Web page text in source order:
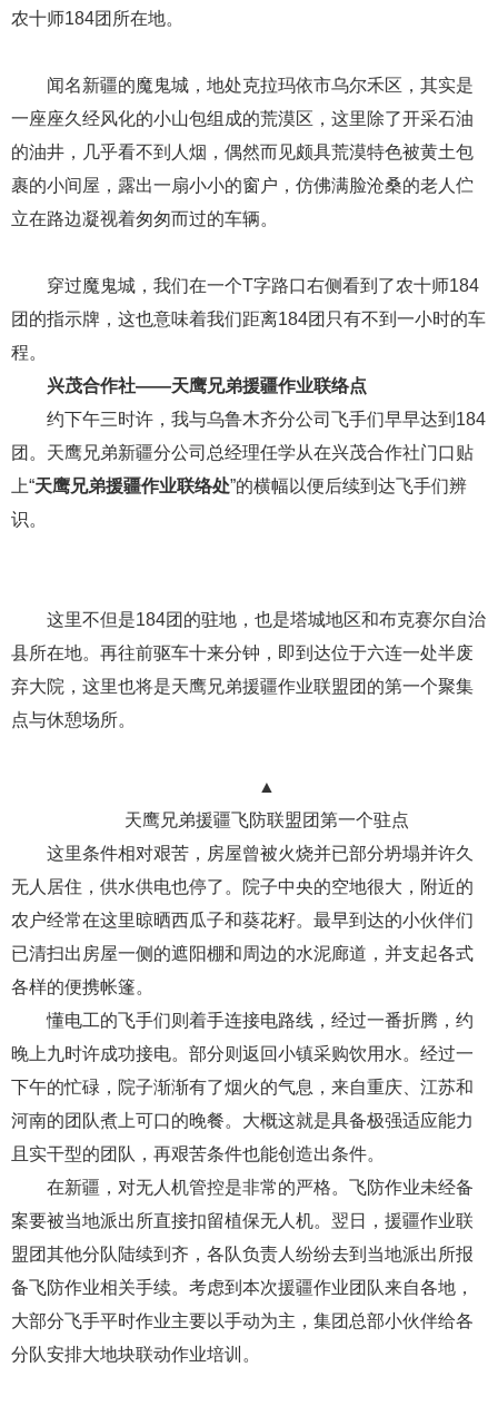
农十师184团所在地。
闻名新疆的魔鬼城，地处克拉玛依市乌尔禾区，其实是
一座座久经风化的小山包组成的荒漠区，这里除了开采石油
的油井，几乎看不到人烟，偶然而见颇具荒漠特色被黄土包
裹的小间屋，露出一扇小小的窗户，仿佛满脸沧桑的老人伫
立在路边凝视着匆匆而过的车辆。
穿过魔鬼城，我们在一个T字路口右侧看到了农十师184
团的指示牌，这也意味着我们距离184团只有不到一小时的车
程。
兴茂合作社——天鹰兄弟援疆作业联络点
约下午三时许，我与乌鲁木齐分公司飞手们早早达到184
团。天鹰兄弟新疆分公司总经理任学从在兴茂合作社门口贴
上“天鹰兄弟援疆作业联络处”的横幅以便后续到达飞手们辨
识。
这里不但是184团的驻地，也是塔城地区和布克赛尔自治
县所在地。再往前驱车十来分钟，即到达位于六连一处半废
弃大院，这里也将是天鹰兄弟援疆作业联盟团的第一个聚集
点与休憩场所。
▲
天鹰兄弟援疆飞防联盟团第一个驻点
这里条件相对艰苦，房屋曾被火烧并已部分坍塌并许久
无人居住，供水供电也停了。院子中央的空地很大，附近的
农户经常在这里晾晒西瓜子和葵花籽。最早到达的小伙伴们
已清扫出房屋一侧的遮阳棚和周边的水泥廊道，并支起各式
各样的便携帐篷。
懂电工的飞手们则着手连接电路线，经过一番折腾，约
晚上九时许成功接电。部分则返回小镇采购饮用水。经过一
下午的忙碌，院子渐渐有了烟火的气息，来自重庆、江苏和
河南的团队煮上可口的晚餐。大概这就是具备极强适应能力
且实干型的团队，再艰苦条件也能创造出条件。
在新疆，对无人机管控是非常的严格。飞防作业未经备
案要被当地派出所直接扣留植保无人机。翌日，援疆作业联
盟团其他分队陆续到齐，各队负责人纷纷去到当地派出所报
备飞防作业相关手续。考虑到本次援疆作业团队来自各地，
大部分飞手平时作业主要以手动为主，集团总部小伙伴给各
分队安排大地块联动作业培训。